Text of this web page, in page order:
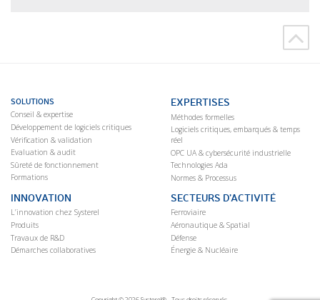
SOLUTIONS
Conseil & expertise
Développement de logiciels critiques
Vérification & validation
Evaluation & audit
Sûreté de fonctionnement
Formations
EXPERTISES
Méthodes formelles
Logiciels critiques, embarqués & temps
réel
OPC UA & cybersécurité industrielle
Technologies Ada
Normes & Processus
INNOVATION
L’innovation chez Systerel
Produits
Travaux de R&D
Démarches collaboratives
SECTEURS D’ACTIVITÉ
Ferroviaire
Aéronautique & Spatial
Défense
Énergie & Nucléaire